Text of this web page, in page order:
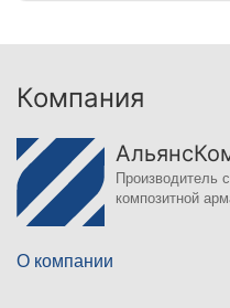
Компания
Производитель
композитной
О компании